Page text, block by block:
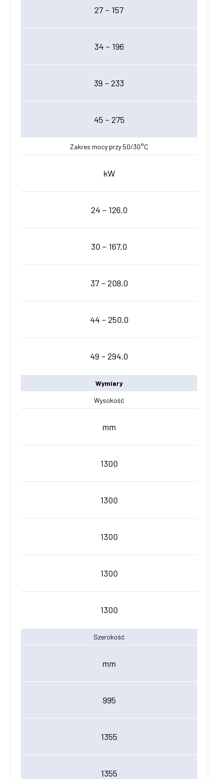
27 – 157
34 – 196
39 – 233
45 – 275
Zakres mocy przy 50/30°C
kW
24 – 126.0
30 – 167.0
37 – 208.0
44 – 250.0
49 – 294.0
Wymiary
Wysokość
mm
1300
1300
1300
1300
1300
Szerokość
mm
995
1355
1355